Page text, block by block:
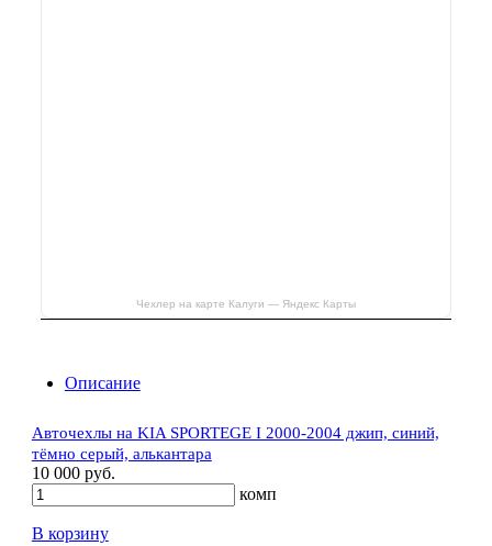
Чехлер на карте Калуги — Яндекс Карты
Описание
Авточехлы на KIA SPORTEGE I 2000-2004 джип, синий,
тёмно серый, алькантара
10 000 руб.
комп
В корзину